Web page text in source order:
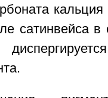
сатинвейса